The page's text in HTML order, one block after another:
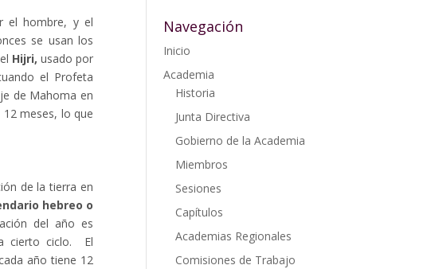
el hombre, y el
se usan los
Hijri, usado por
el Profeta
de Mahoma en
meses, lo que
de la tierra en
hebreo o
del año es
cierto ciclo. El
año tiene 12
Navegación
Inicio
Academia
Historia
Junta Directiva
Gobierno de la Academia
Miembros
Sesiones
Capítulos
Academias Regionales
Comisiones de Trabajo